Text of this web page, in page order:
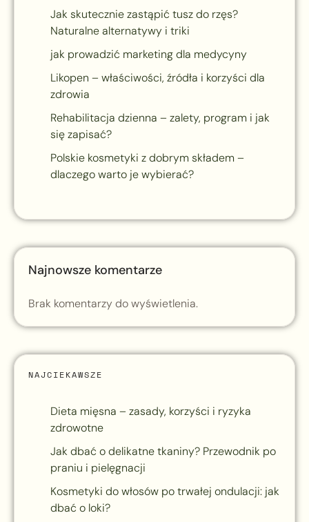
Jak skutecznie zastąpić tusz do rzęs?
Naturalne alternatywy i triki
jak prowadzić marketing dla medycyny
Likopen – właściwości, źródła i korzyści dla
zdrowia
Rehabilitacja dzienna – zalety, program i jak
się zapisać?
Polskie kosmetyki z dobrym składem –
dlaczego warto je wybierać?
Najnowsze komentarze
Brak komentarzy do wyświetlenia.
NAJCIEKAWSZE
Dieta mięsna – zasady, korzyści i ryzyka
zdrowotne
Jak dbać o delikatne tkaniny? Przewodnik po
praniu i pielęgnacji
Kosmetyki do włosów po trwałej ondulacji: jak
dbać o loki?